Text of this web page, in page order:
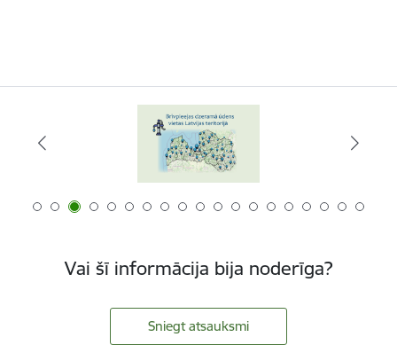
Vai šī informācija bija noderīga?
Sniegt atsauksmi